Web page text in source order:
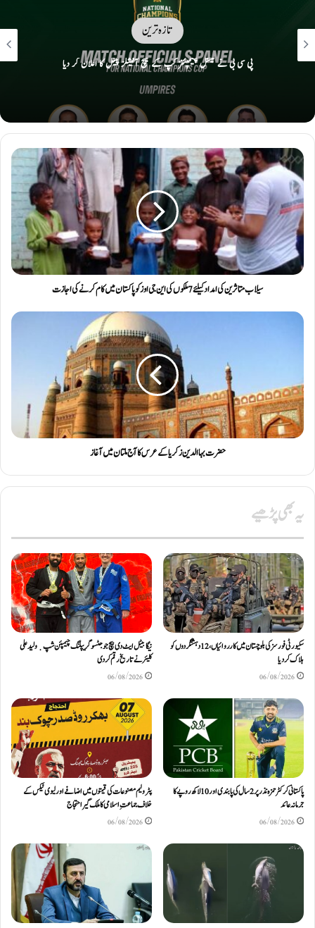
تازہ ترین
پی سی بی نے نیشنل چیمپئنز کپ کے میچ آفیشلز پینل کا اعلان کر دیا
سیلاب متاثرین کی امداد کیلئے 7 ملکوں کی این جی اوز کو پاکستان میں کام کرنے کی اجازت
حضرت بہاالدین زکریا کے عرس کا آج ملتان میں آغاز
یہ بھی پڑھیے
سکیورٹی فورسز کی بلوچستان میں کارروائیاں، 12 دہشتگردوں کو
ہلاک کردیا
06/08/2026
نیگا بیٹل ایٹ دی بیچ جوجٹسو گریپلنگ چیمپئن شپ ٜ ولید علی
کلیئر نے تاریخ رقم کر دی
06/08/2026
پاکستانی کرکٹر حمزہ نذر پر 2 سال کی پابندی اور 10 لاکھ روپےکا
جرمانہ عائد
06/08/2026
پٹرولیم مصنوعات کی قیمتوں میں اضافے اور لیوی ٹیکس کے
خلاف جماعتِ اسلامی کا ملک گیر احتجاج
06/08/2026